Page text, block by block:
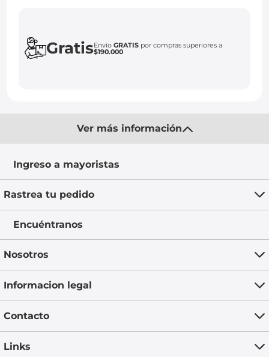
GratisEnvíoGRATIS por compras superiores a
$190.000
Ver más información
Ingreso a mayoristas
Rastrea tu pedido
Encuéntranos
Nosotros
Informacion legal
Contacto
Links